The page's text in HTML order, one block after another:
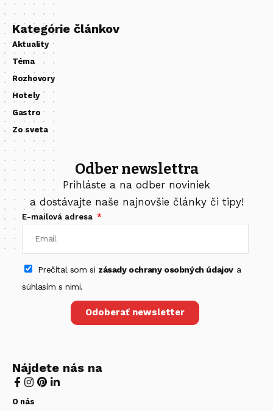
Kategórie článkov
Aktuality
Téma
Rozhovory
Hotely
Gastro
Zo sveta
Odber newslettra
Prihláste a na odber noviniek
a dostávajte naše najnovšie články či tipy!
E-mailová adresa
Prečítal som si zásady ochrany osobných údajova
súhlasím s nimi.
Odoberať newsletter
Nájdete nás na
O nás